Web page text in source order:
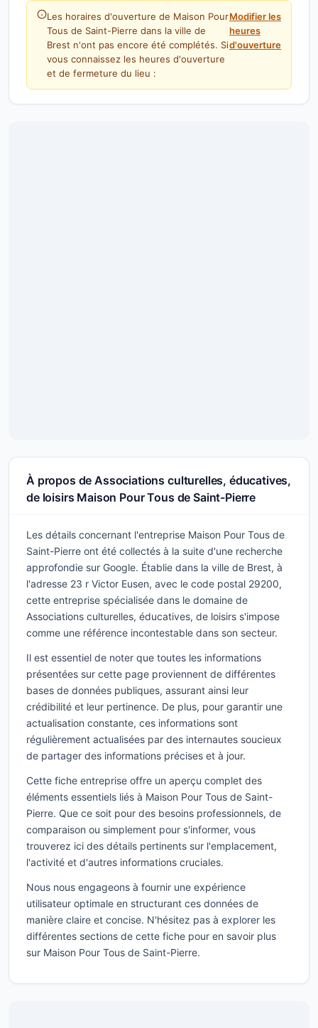
Les horaires d'ouverture de Maison Pour
Tous de Saint-Pierre dans la ville de
Brest n'ont pas encore été complétés. Si
vous connaissez les heures d'ouverture
et de fermeture du lieu :
Modifier les
heures
d'ouverture
À propos de Associations culturelles, éducatives,
de loisirs Maison Pour Tous de Saint-Pierre
Les détails concernant l'entreprise Maison Pour Tous de
Saint-Pierre ont été collectés à la suite d'une recherche
approfondie sur Google. Établie dans la ville de Brest, à
l'adresse 23 r Victor Eusen, avec le code postal 29200,
cette entreprise spécialisée dans le domaine de
Associations culturelles, éducatives, de loisirs s'impose
comme une référence incontestable dans son secteur.
Il est essentiel de noter que toutes les informations
présentées sur cette page proviennent de différentes
bases de données publiques, assurant ainsi leur
crédibilité et leur pertinence. De plus, pour garantir une
actualisation constante, ces informations sont
régulièrement actualisées par des internautes soucieux
de partager des informations précises et à jour.
Cette fiche entreprise offre un aperçu complet des
éléments essentiels liés à Maison Pour Tous de Saint-
Pierre. Que ce soit pour des besoins professionnels, de
comparaison ou simplement pour s'informer, vous
trouverez ici des détails pertinents sur l'emplacement,
l'activité et d'autres informations cruciales.
Nous nous engageons à fournir une expérience
utilisateur optimale en structurant ces données de
manière claire et concise. N'hésitez pas à explorer les
différentes sections de cette fiche pour en savoir plus
sur Maison Pour Tous de Saint-Pierre.